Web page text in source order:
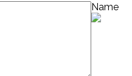
Name